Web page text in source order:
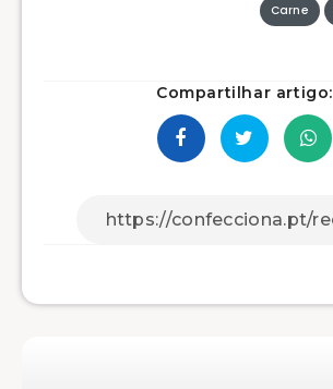
Carne
Compartilhar artigo: